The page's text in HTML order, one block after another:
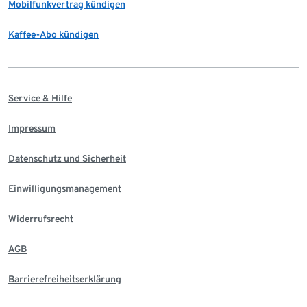
Mobilfunkvertrag kündigen
Kaffee-Abo kündigen
Service & Hilfe
Impressum
Datenschutz und Sicherheit
Einwilligungsmanagement
Widerrufsrecht
AGB
Barrierefreiheitserklärung